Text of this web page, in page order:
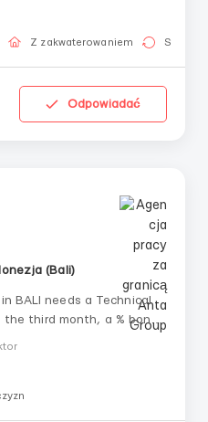
naszej
i o...
Z zakwaterowaniem Stała
Odpowiadać
(Bali)
the execution of the
-